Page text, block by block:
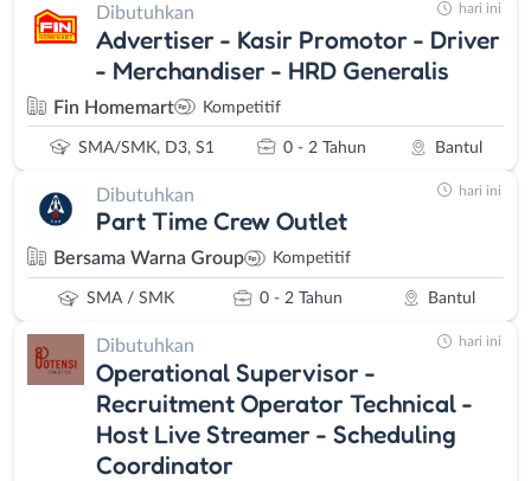
Dibutuhkan
Advertiser - Kasir Promotor - Driver
- Merchandiser - HRD Generalis
Fin Homemart Kompetitif
SMA/SMK, D3, S1 0 - 2 Tahun Bantul
hari ini
Dibutuhkan
Part Time Crew Outlet
Bersama Warna Group Kompetitif
SMA / SMK 0 - 2 Tahun Bantul
hari ini
Dibutuhkan
Operational Supervisor -
Recruitment Operator Technical -
Host Live Streamer - Scheduling
Coordinator
hari ini